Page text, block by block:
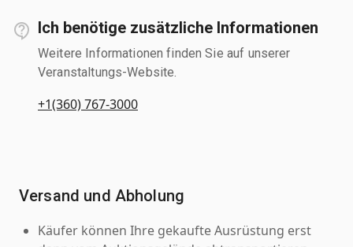
Ich benötige zusätzliche Informationen
Weitere Informationen finden Sie auf unserer
Veranstaltungs-Website.
+1(360) 767-3000
Versand und Abholung
Käufer können Ihre gekaufte Ausrüstung erst